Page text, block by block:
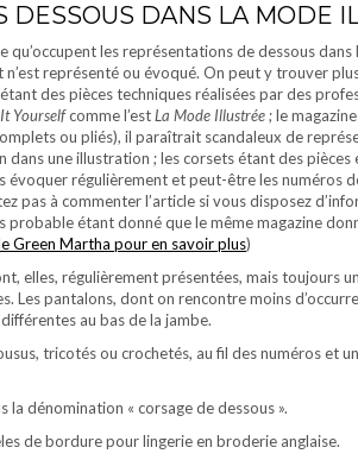
DESSOUS DANS LA MODE
qu’occupent les représentations de dessous dans
n’est représenté ou évoqué. On peut y trouver
des pièces techniques réalisées par des
Yourselfcomme l’estLa Mode Illustrée; le
ou pliés), il paraîtrait scandaleux de
une illustration ; les corsets étant des pièces
évoquer régulièrement et peut-être les numéros
pas à commenter l’article si vous disposez
probable étant donné que le même magazine
Green Martha pour en savoir plus)
elles, régulièrement présentées, mais toujours
Les pantalons, dont on rencontre moins
au bas de la jambe.
tricotés ou crochetés, au fil des numéros et
dénomination « corsage de dessous ».
de bordure pour lingerie en broderie anglaise.